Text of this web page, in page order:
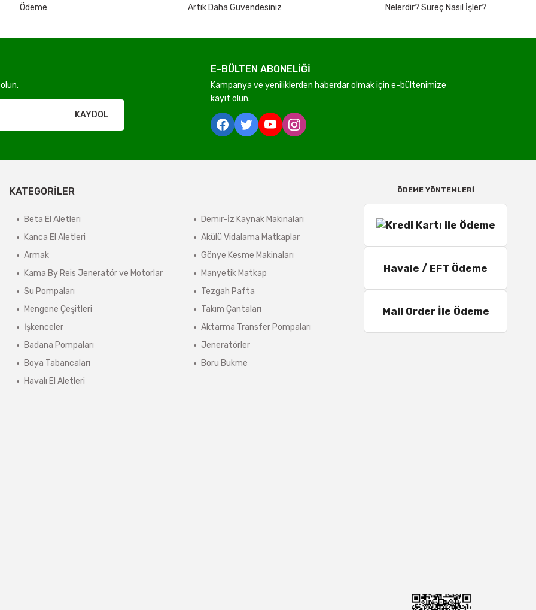
olmadan ücretsiz gönderilir
tabidir.
kargo ücreti karşı ödemeli olarak yansıtılabilir.
sistem tarafından otomatik olarak hesaplanmaktadır.
Ödeme
Artık Daha Güvendesiniz
Nelerdir? Süreç Nasıl İşler?
KAYDOL
E-BÜLTEN ABONELİĞİ
Kampanya ve yeniliklerden haberdar olmak için e-bültenimize
kayıt olun.
KATEGORİLER
Beta El Aletleri
Kanca El Aletleri
Armak
Kama By Reis Jeneratör ve Motorlar
Su Pompaları
Mengene Çeşitleri
İşkenceler
Badana Pompaları
Boya Tabancaları
Havalı El Aletleri
Demir-İz Kaynak Makinaları
Akülü Vidalama Matkaplar
Gönye Kesme Makinaları
Manyetik Matkap
Tezgah Pafta
Takım Çantaları
Aktarma Transfer Pompaları
Jeneratörler
Boru Bukme
ÖDEME YÖNTEMLERİ
Havale / EFT Ödeme
Mail Order İle Ödeme